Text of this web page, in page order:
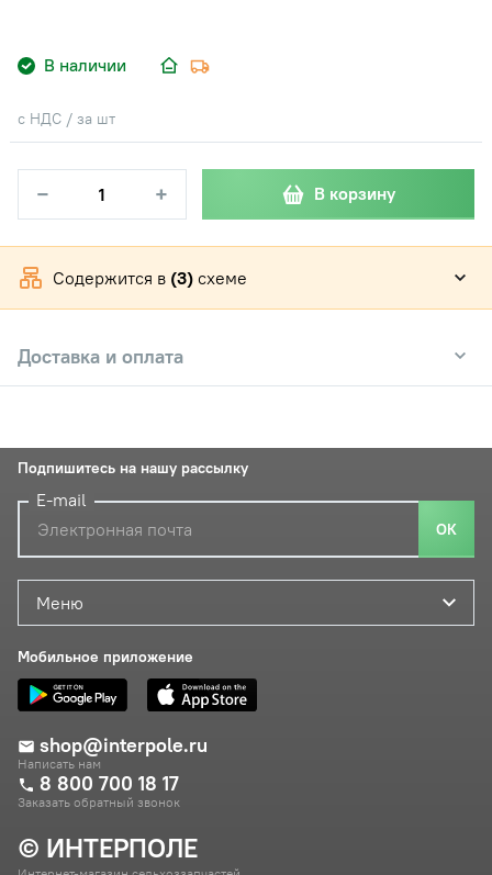
В наличии
с НДС / за шт
− + В корзину
Содержится в (3) схеме
Доставка и оплата
© ИНТЕРПОЛЕ
Меню
Мобильное приложение
shop@interpole.ru
Написать нам
8 800 700 18 17
Заказать обратный звонок
Подпишитесь на нашу рассылку
E-mail
ОК